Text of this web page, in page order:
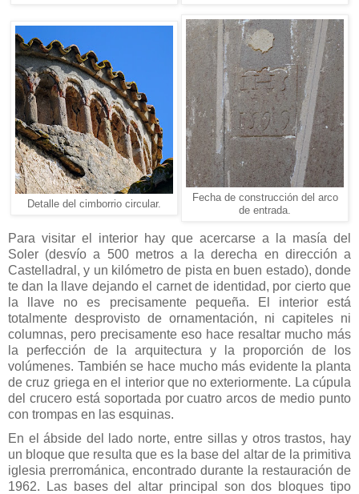
Detalle del cimborrio circular.
Fecha de construcción del arco
de entrada.
Para visitar el interior hay que acercarse a la masía del
Soler (desvío a 500 metros a la derecha en dirección a
Castelladral, y un kilómetro de pista en buen estado), donde
te dan la llave dejando el carnet de identidad, por cierto que
la llave no es precisamente pequeña. El interior está
totalmente desprovisto de ornamentación, ni capiteles ni
columnas, pero precisamente eso hace resaltar mucho más
la perfección de la arquitectura y la proporción de los
volúmenes. También se hace mucho más evidente la planta
de cruz griega en el interior que no exteriormente. La cúpula
del crucero está soportada por cuatro arcos de medio punto
con trompas en las esquinas.
En el ábside del lado norte, entre sillas y otros trastos, hay
un bloque que resulta que es la base del altar de la primitiva
iglesia prerrománica, encontrado durante la restauración de
1962. Las bases del altar principal son dos bloques tipo